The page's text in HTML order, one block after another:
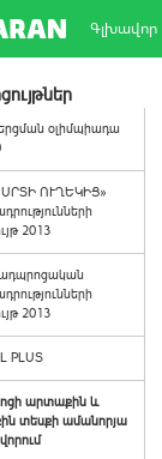
Գլխավոր
օլիմպիադա
ՈՒՂԵԿԻՑ»
2013
2013
PLUS
արտաքին և
տեսքի ամանորյա